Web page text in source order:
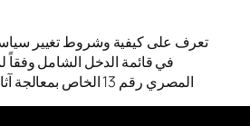
تعرف على كيفية وشروط تغيير
في قائمة الدخل الشامل وفقاً
المصري رقم 13 الخاص بمعالجة آثار تحرير سعر الصرف.